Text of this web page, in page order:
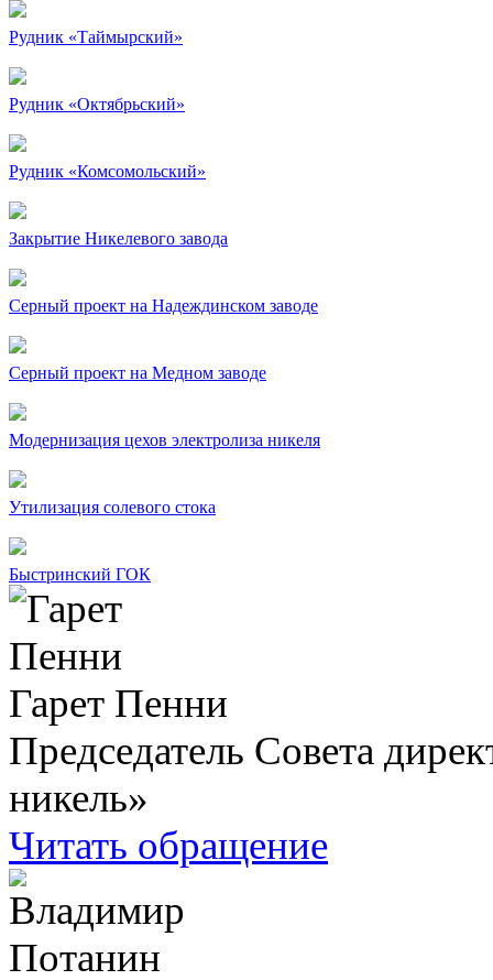
Рудник «Таймырский»
Рудник «Октябрьский»
Рудник «Комсомольский»
Закрытие Никелевого завода
Серный проект на Надеждинском заводе
Серный проект на Медном заводе
Модернизация цехов электролиза никеля
Утилизация солевого стока
Быстринский ГОК
Гарет Пенни
Председатель Совета
никель»
Читать обращение